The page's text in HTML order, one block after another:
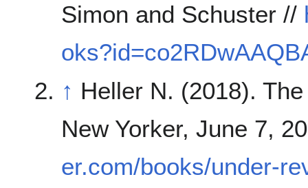
Simon and Schuster //
↑ Heller N. (2018).
New Yorker, June 7,
er.com/books/under-